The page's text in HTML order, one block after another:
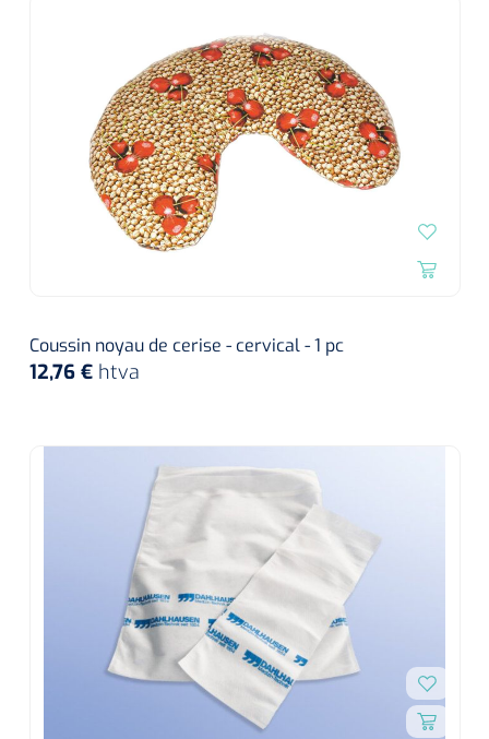
Coussin noyau de cerise - cervical - 1 pc
12,76 € htva